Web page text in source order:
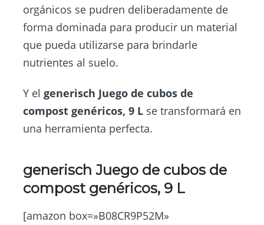
orgánicos se pudren deliberadamente de
forma dominada para producir un material
que pueda utilizarse para brindarle
nutrientes al suelo.
Y el generisch Juego de cubos de
compost genéricos, 9 Lse transformará en
una herramienta perfecta.
generisch Juego de cubos de
compost genéricos, 9 L
[amazon box=»B08CR9P52M»